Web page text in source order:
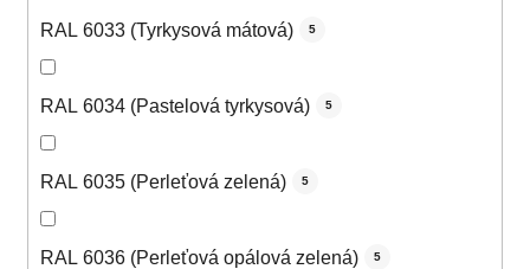
RAL 6033 (Tyrkysová mátová) 5
RAL 6034 (Pastelová tyrkysová) 5
RAL 6035 (Perleťová zelená) 5
RAL 6036 (Perleťová opálová zelená) 5